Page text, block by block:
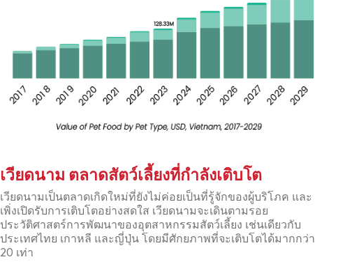
เวียดนาม ตลาดสัตว์เลี้ยงที่กำลังเติบโต
เวียดนามเป็นตลาดเกิดใหม่ที่ยังไม่ค่อยเป็นที่รู้จักของผู้บริโภค และ
เพิ่งเปิดรับการเติบโตอย่างสดใส เวียดนามจะเดินตามรอย
ประวัติศาสตร์การพัฒนาของอุตสาหกรรมสัตว์เลี้ยง เช่นเดียวกับ
ประเทศไทย เกาหลี และญี่ปุ่น โดยมีศักยภาพที่จะเติบโตได้มากกว่า
20 เท่า